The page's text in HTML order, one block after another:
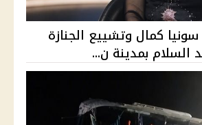
سونيا كمال وتشييع الجنازة
بمدينة ن...